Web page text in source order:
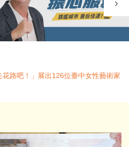
路吧！」展出126位臺中女性藝術家